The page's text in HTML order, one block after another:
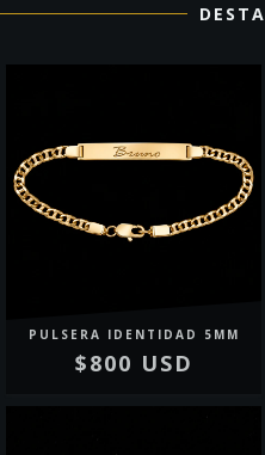
PULSERA IDENTIDAD 5MM
$800 USD